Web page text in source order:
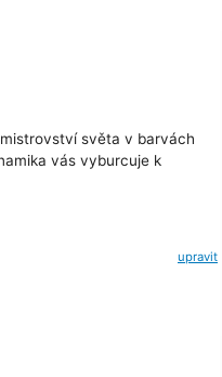
světa v barvách
vás vyburcuje k
upravit